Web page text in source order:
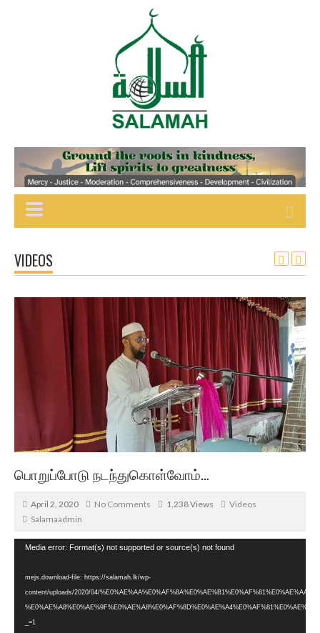
VIDEOS
பொறுப்போடு நடந்துகொள்வோம்…
April 2, 2020 No Comments 1,238 Views
Videos
Salamaadmin
Video
Media error: Format(s) not supported or source(s) not found
mejs.download-file: https://salamah.lk/wp-
content/uploads/2020/04/
_=1